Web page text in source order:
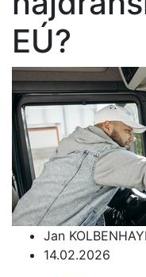
EÚ?
Jan
14.02.2026